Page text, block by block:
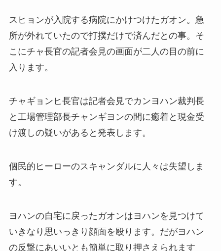
スヒョンが入院する病院にかけつけたガオン。急
所が外れていたので打撲だけで済んだとの事。そ
こにチャ長官の記者会見の画面が二人の目の前に
入ります。
チャギョンヒ長官は記者会見でカンヨハン裁判長
と工場管理部長チャンギヨンの間に癒着と現金受
け渡しの疑いがあると発表します。
個民的ヒーローのスキャンダルに人々は失望しま
す。
ヨハンの自宅に戻ったガオンはヨハンを見つけて
いきなり思いっきり顔面を殴ります。だがヨハン
の反撃にあいいとも簡単に取り押さえられます